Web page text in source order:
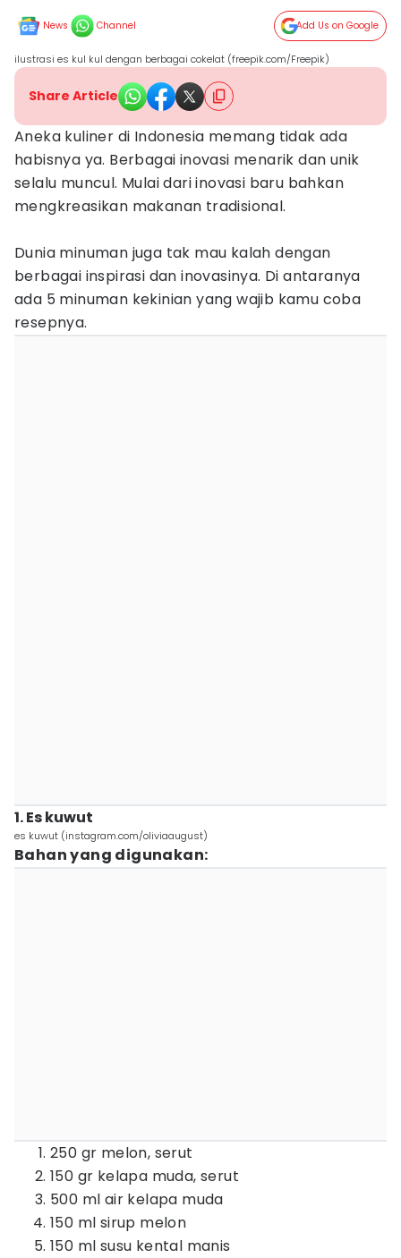
News Channel Add Us on Google
ilustrasi es kul kul dengan berbagai cokelat (freepik.com/Freepik)
Share Article
Aneka kuliner di Indonesia memang tidak ada
habisnya ya. Berbagai inovasi menarik dan unik
selalu muncul. Mulai dari inovasi baru bahkan
mengkreasikan makanan tradisional.
Dunia minuman juga tak mau kalah dengan
berbagai inspirasi dan inovasinya. Di antaranya
ada 5 minuman kekinian yang wajib kamu coba
resepnya.
1. Es kuwut
es kuwut (instagram.com/oliviaaugust)
Bahan yang digunakan:
250 gr melon, serut
150 gr kelapa muda, serut
500 ml air kelapa muda
150 ml sirup melon
150 ml susu kental manis